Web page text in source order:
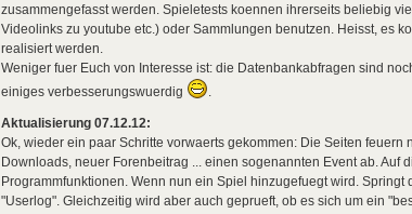
zusammengefasst werden. Spieletests koennen ihrerseits beliebig
Videolinks zu youtube etc.) oder Sammlungen benutzen. Heisst, es
realisiert werden.
Weniger fuer Euch von Interesse ist: die Datenbankabfragen sind
einiges verbesserungswuerdig
.
Aktualisierung 07.12.12:
Ok, wieder ein paar Schritte vorwaerts gekommen: Die Seiten feuern
Downloads, neuer Forenbeitrag ... einen sogenannten Event ab. Auf
Programmfunktionen. Wenn nun ein Spiel hinzugefuegt wird.
"Userlog". Gleichzeitig wird aber auch geprueft, ob es sich um ein